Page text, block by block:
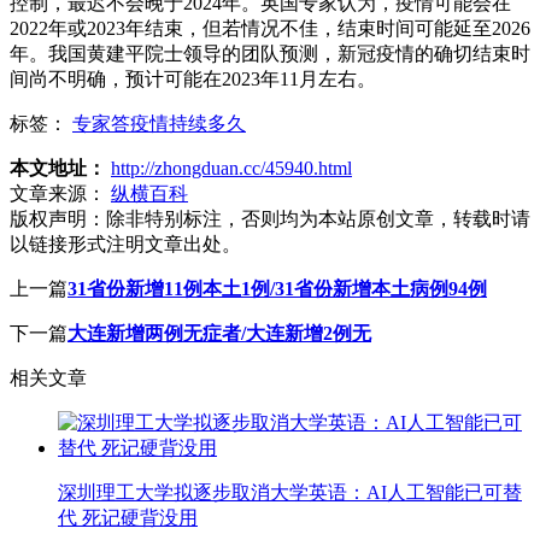
2022年或2023年结束，但若情况不佳，结束时间可能延至2026
年。我国黄建平院士领导的团队预测，新冠疫情的确切结束时
间尚不明确，预计可能在2023年11月左右。
标签： 专家答疫情持续多久
本文地址： http://zhongduan.cc/45940.html
文章来源：
纵横百科
版权声明： 除非特别标注，否则均为本站原创文章，转载时请
以链接形式注明文章出处。
上一篇31省份新增11例本土1例/31省份新增本土病例94例
下一篇大连新增两例无症者/大连新增2例无
相关文章
深圳理工大学拟逐步取消大学英语：AI人工智能已可替
代 死记硬背没用